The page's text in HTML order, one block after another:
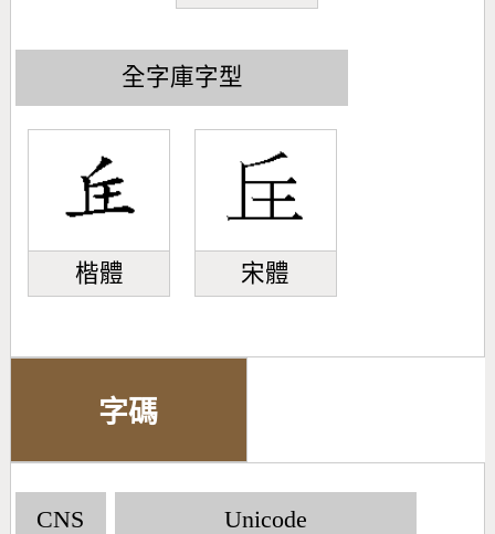
全字庫字型
楷體 宋體
字碼
CNS Unicode